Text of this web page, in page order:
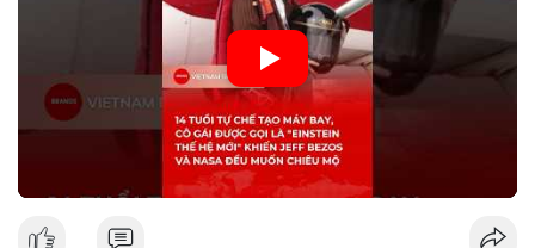
chưa liên quan trực tiếp đến tài chính hoặc crypto, sự phát
triển của công nghệ mới thường tạo cơ hội đầu tư hoặc ứng
dụng trong các lĩnh vực số hóa.
🎥 Xem video trực tiếp tại:
Nguồn: KIEN THUC KINH TE